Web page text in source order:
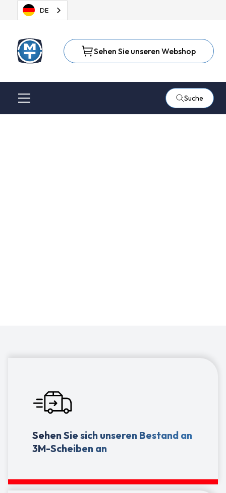
DE
Sehen Sie unseren Webshop
Suche
Sehen Sie sich unseren Bestand an
3M-Scheiben an